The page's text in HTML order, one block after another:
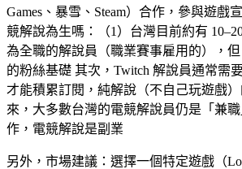
Games、暴雪、Steam）合作，參與遊戲
競解說為生嗎：（1）台灣目前約有
為全職的解說員（職業賽事雇用的），
的粉絲基礎 其次，Twitch 解說員通常需
才能積累訂閱，純解說（不自己玩遊戲
來，大多數台灣的電競解說員仍是「兼
作，電競解說是副業
另外，市場建議：選擇一個特定遊戲（